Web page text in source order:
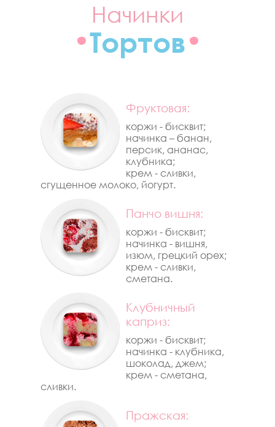
Начинки
Тортов
Фруктовая:
коржи - бисквит;
начинка – банан,
персик, ананас,
клубника;
крем - сливки,
сгущенное молоко, йогурт.
Панчо вишня:
коржи - бисквит;
начинка - вишня,
изюм, грецкий орех;
крем - сливки,
сметана.
Клубничный
каприз:
коржи - бисквит;
начинка - клубника,
шоколад, джем;
крем - сметана,
сливки.
Пражская: